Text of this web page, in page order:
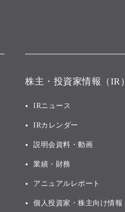
株主・投資家情報（IR）
IRニュース
IRカレンダー
説明会資料・動画
業績・財務
アニュアルレポート
個人投資家・株主向け情報